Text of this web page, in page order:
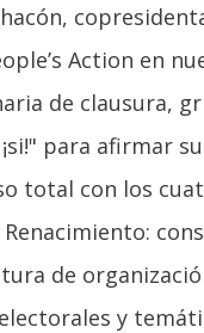
Action en
de clausura,
¡si!" para afirmar su
total con los
de
y